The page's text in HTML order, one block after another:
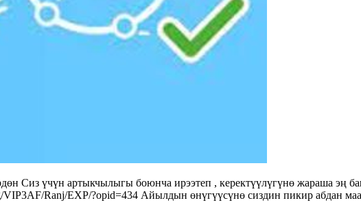
Сиз үчүн артыкчылыгы боюнча ирээтеп , керектүүлүгүнө жараша эң
Ranj/EXP/?opid=434 Айылдын өнүгүүсүнө сиздин пикир абдан